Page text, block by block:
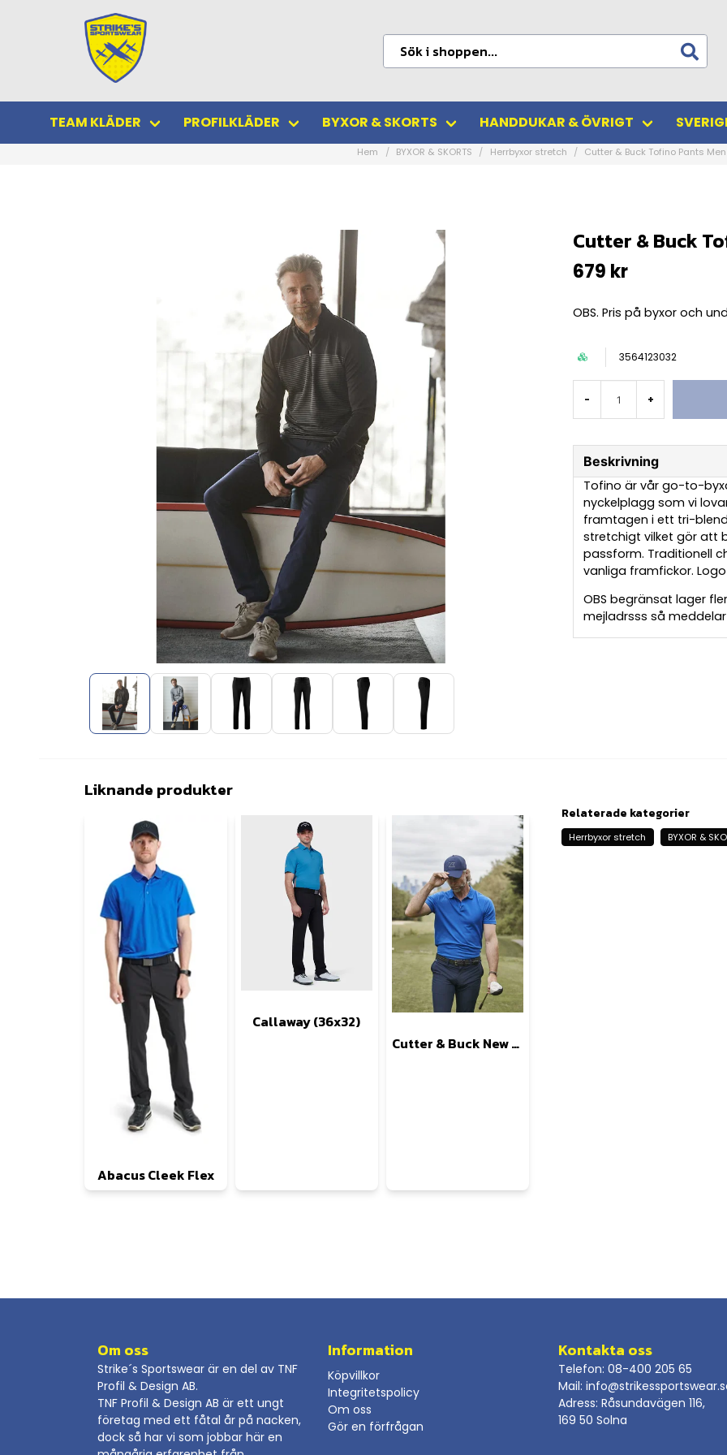
TEAM KLÄDER PROFILKLÄDER BYXOR & SKORTS HANDDUKAR & ÖVRIGT
Hem BYXOR & SKORTS Herrbyxor stretch Cutter & Buck Tofino Pants Men
Cutter & Buck
679 kr
OBS. Pris på byxor och
3564123032
- +
Beskrivning
Tofino är vår go-to-
nyckelplagg som vi
framtagen i ett tri-
stretchigt vilket gör att
passform. Traditionell
vanliga framfickor.
OBS begränsat lager
mejladrsss så
Liknande produkter
Abacus Cleek Flex
Callaway (36x32)
Cutter & Buck New Salish Pants Herr
Relaterade kategorier
Herrbyxor stretch BYXOR &
Om oss
Strike´s Sportswear är en del av TNF
Profil & Design AB.
TNF Profil & Design AB är ett ungt
företag med ett fåtal år på nacken,
dock så har vi som jobbar här en
Information
Köpvillkor
Integritetspolicy
Om oss
Gör en förfrågan
Kontakta oss
Telefon: 08-400 205 65
Mail:
Adress: Råsundavägen 116,
169 50 Solna